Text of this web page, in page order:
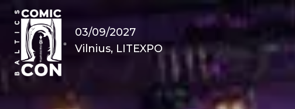
03/09/2027
Vilnius, LITEXPO